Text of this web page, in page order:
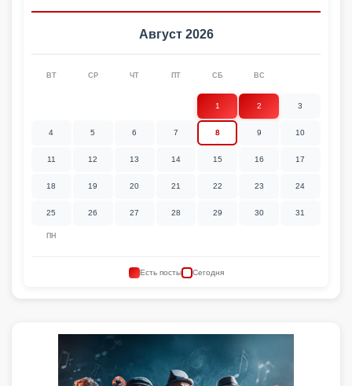
Август 2026
ПН
ВТ СР ЧТ ПТ СБ ВС
1 2 3
4 5 6 7 8 9 10
11 12 13 14 15 16 17
18 19 20 21 22 23 24
25 26 27 28 29 30 31
Есть посты Сегодня